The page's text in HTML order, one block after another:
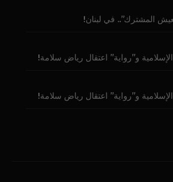
المشترك”.. في لبنان!
الإسلامية و”رواية” اعتقال رياض سلامة!
الإسلامية و”رواية” اعتقال رياض سلامة!